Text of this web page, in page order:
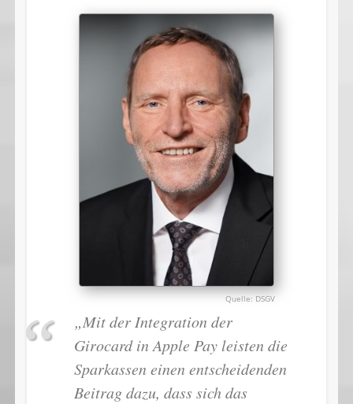
DSGV
„Mit der Integration der
Girocard in Apple Pay leisten die
Sparkassen einen entscheidenden
Beitrag dazu, dass sich das